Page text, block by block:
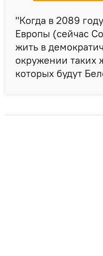
"Когда в 2089
Европы (сейчас
жить в
окружении таких
которых будут